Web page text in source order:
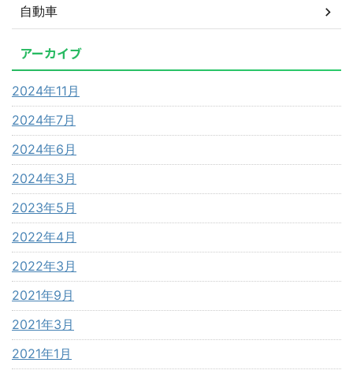
自動車
アーカイブ
2024年11月
2024年7月
2024年6月
2024年3月
2023年5月
2022年4月
2022年3月
2021年9月
2021年3月
2021年1月